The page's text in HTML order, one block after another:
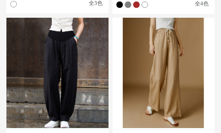
全3色 全4色